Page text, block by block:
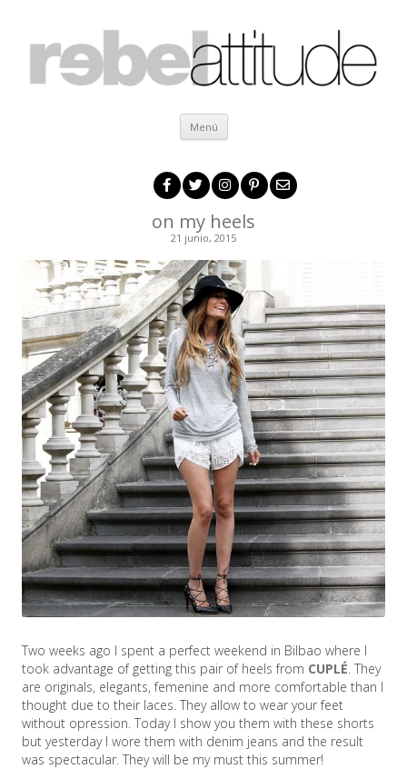
Menú Ir al contenido
on my heels
21 junio, 2015
Two weeks ago I spent a perfect weekend in Bilbao where I
took advantage of getting this pair of heels from CUPLÉ . They
are originals, elegants, femenine and more comfortable than I
thought due to their laces. They allow to wear your feet
without opression. Today I show you them with these shorts
but yesterday I wore them with denim jeans and the result
was spectacular. They will be my must this summer!